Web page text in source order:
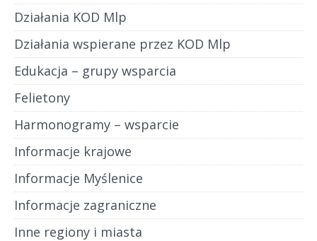
Działania KOD Mlp
Działania wspierane przez KOD Mlp
Edukacja – grupy wsparcia
Felietony
Harmonogramy – wsparcie
Informacje krajowe
Informacje Myślenice
Informacje zagraniczne
Inne regiony i miasta